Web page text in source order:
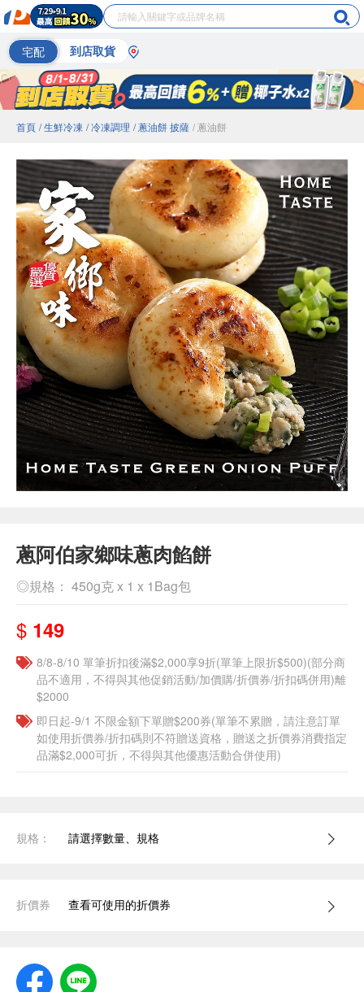
宅配 到店取貨
首頁 / 生鮮冷凍 / 冷凍調理 / 蔥油餅 披薩 / 蔥油餅
蔥阿伯家鄉味蔥肉餡餅
◎規格： 450g克 x 1 x 1Bag包
$ 149
8/8-8/10 單筆折扣後滿$2,000享9折(單筆上限折$500)(部分商
品不適用，不得與其他促銷活動/加價購/折價券/折扣碼併用)離
$2000
即日起-9/1 不限金額下單贈$200券(單筆不累贈，請注意訂單
如使用折價券/折扣碼則不符贈送資格，贈送之折價券消費指定
品滿$2,000可折，不得與其他優惠活動合併使用)
規格： 請選擇數量、規格
折價券 查看可使用的折價券